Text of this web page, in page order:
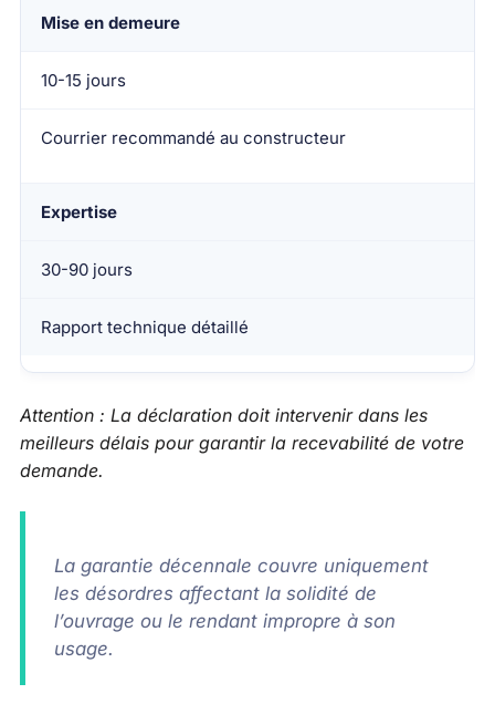
Mise en demeure
10-15 jours
Courrier recommandé au constructeur
Expertise
30-90 jours
Rapport technique détaillé
Attention : La déclaration doit intervenir dans les
meilleurs délais pour garantir la recevabilité de votre
demande.
La garantie décennale couvre uniquement
les désordres affectant la solidité de
l’ouvrage ou le rendant impropre à son
usage.